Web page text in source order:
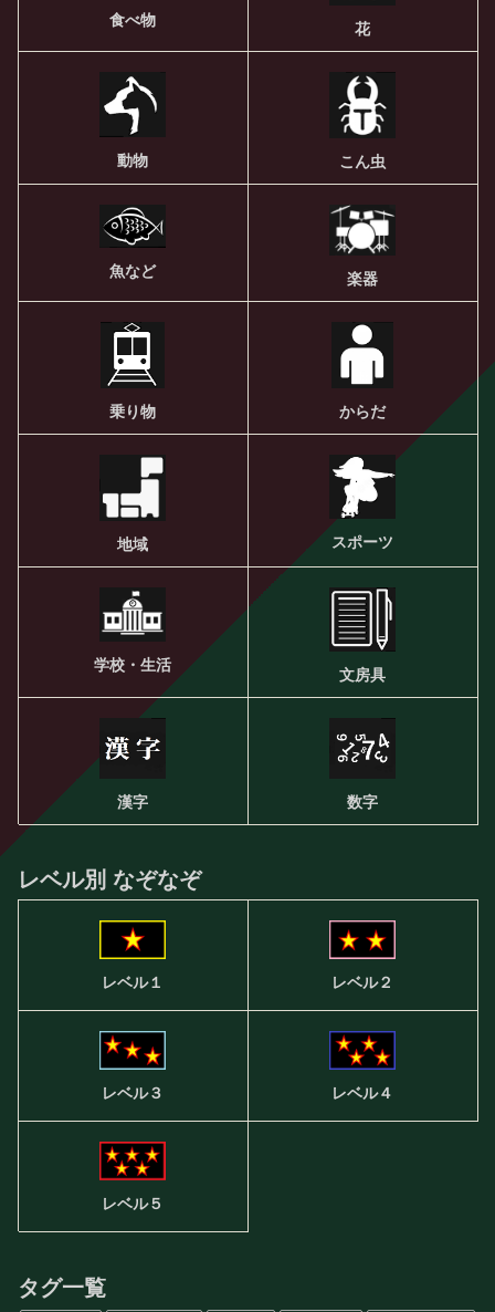
食べ物 花
動物 こん虫
魚など 楽器
乗り物 からだ
地域 スポーツ
学校・生活
文房具
漢字 数字
レベル別 なぞなぞ
レベル１ レベル２
レベル３ レベル４
レベル５
タグ一覧